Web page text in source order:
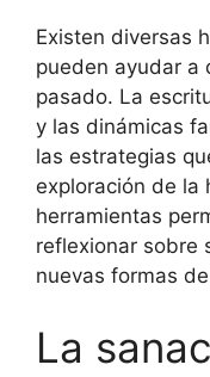
Existen diversas
pueden ayudar a
pasado. La
y las dinámicas
las estrategias
exploración de la
herramientas
reflexionar sobre
nuevas formas
La